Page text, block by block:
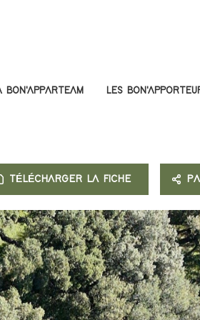
BON'APPARTEAM LES
TÉLÉCHARGER LA FICHE